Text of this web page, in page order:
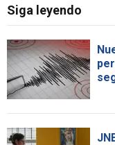
Siga leyendo